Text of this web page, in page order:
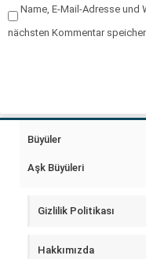
Name, E-Mail-Adresse und
nächsten Kommentar
Büyüler
Aşk Büyüleri
Gizlilik Politikası
Hakkımızda